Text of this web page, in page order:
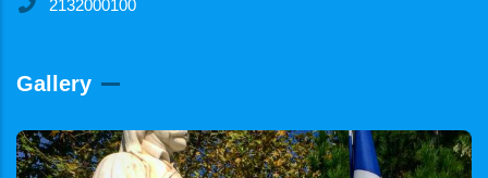
2132000100
Gallery